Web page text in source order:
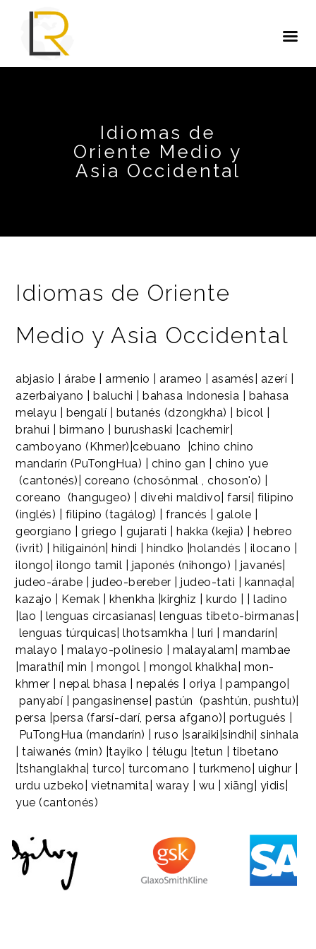
Idiomas de
Oriente Medio y
Asia Occidental
Idiomas de Oriente
Medio y Asia Occidental
abjasio | árabe | armenio | arameo | asamés| azerí |
azerbaiyano | baluchi | bahasa Indonesia | bahasa
melayu | bengalí | butanés (dzongkha) | bicol |
brahui | birmano | burushaski |cachemir|
camboyano (Khmer)|cebuano |chino chino
mandarín (PuTongHua) | chino gan | chino yue
(cantonés)| coreano (chosŏnmal , choson'o) |
coreano (hangugeo) | divehi maldivo| farsí| filipino
(inglés) | filipino (tagálog) | francés | galole |
georgiano | griego | gujarati | hakka (kejia) | hebreo
(ivrit) | hiligainón| hindi | hindko |holandés | ilocano |
ilongo| ilongo tamil | japonés (nihongo) | javanés|
judeo-árabe | judeo-bereber | judeo-tati | kannaḍa|
kazajo | Kemak | khenkha |kirghiz | kurdo | | ladino
|lao | lenguas circasianas| lenguas tibeto-birmanas|
lenguas túrquicas| lhotsamkha | luri | mandarín|
malayo | malayo-polinesio | malayalam| mambae
|marathí| min | mongol | mongol khalkha| mon-
khmer | nepal bhasa | nepalés | oriya | pampango|
panyabí | pangasinense| pastún (pashtún, pushtu)|
persa |persa (farsí-darí, persa afgano)| portugués |
PuTongHua (mandarín) | ruso |saraiki|sindhi| sinhala
| taiwanés (min) |tayiko | télugu |tetun | tibetano
|tshanglakha| turco| turcomano | turkmeno| uighur |
urdu uzbeko| vietnamita| waray | wu | xiāng| yidis|
yue (cantonés)